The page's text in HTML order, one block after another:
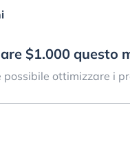
$1.000 questo
possibile ottimizzare i